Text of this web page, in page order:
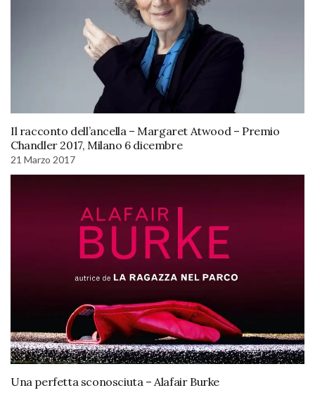
Il racconto dell’ancella – Margaret Atwood – Premio
Chandler 2017, Milano 6 dicembre
21 Marzo 2017
Una perfetta sconosciuta – Alafair Burke